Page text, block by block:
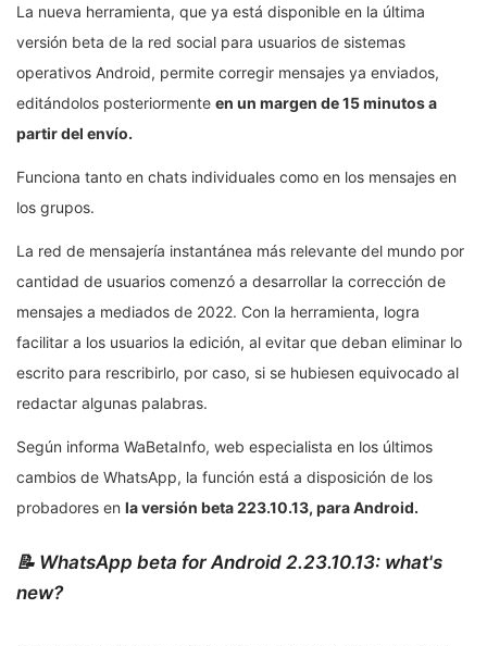
La nueva herramienta, que ya está disponible en la última
versión beta de la red social para usuarios de sistemas
operativos Android, permite corregir mensajes ya enviados,
editándolos posteriormente en un margen de 15 minutos a
partir del envío.
Funciona tanto en chats individuales como en los mensajes en
los grupos.
La red de mensajería instantánea más relevante del mundo por
cantidad de usuarios comenzó a desarrollar la corrección de
mensajes a mediados de 2022. Con la herramienta, logra
facilitar a los usuarios la edición, al evitar que deban eliminar lo
escrito para rescribirlo, por caso, si se hubiesen equivocado al
redactar algunas palabras.
Según informa WaBetaInfo, web especialista en los últimos
cambios de WhatsApp, la función está a disposición de los
probadores en la versión beta 223.10.13, para Android.
📝 WhatsApp beta for Android 2.23.10.13: what's
new?